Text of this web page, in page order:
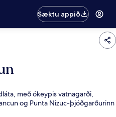
Sæktu appið
með ókeypis vatnagarði,
og Punta Nizuc-þjóðgarðurinn